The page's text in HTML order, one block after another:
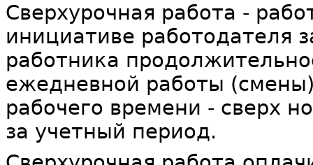
Сверхурочная работа -
инициативе работодателя
работника
ежедневной работы
рабочего времени - сверх
за учетный период.